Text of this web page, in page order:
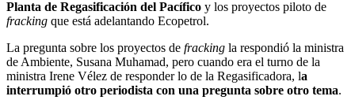
Planta de Regasificación del Pacífico y los proyectos piloto de
fracking que está adelantando Ecopetrol.
La pregunta sobre los proyectos de fracking la respondió la ministra
de Ambiente, Susana Muhamad, pero cuando era el turno de la
ministra Irene Vélez de responder lo de la Regasificadora, la
interrumpió otro periodista con una pregunta sobre otro tema.